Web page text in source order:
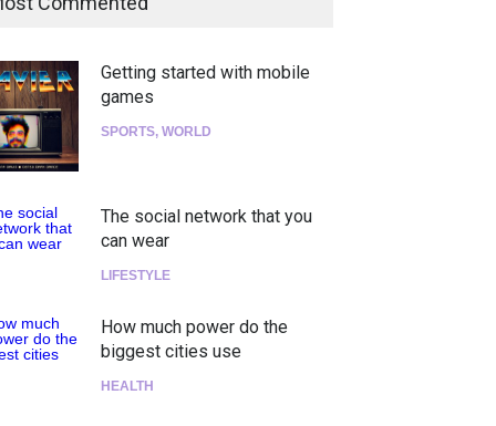
Getting started with mobile
games
SPORTS, WORLD
The social network that you
can wear
LIFESTYLE
How much power do the
biggest cities use
HEALTH